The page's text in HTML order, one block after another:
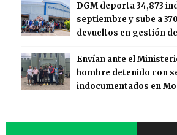
DGM deporta 34,873
septiembre y sube a
devueltos en gestión
Envían ante el
hombre detenido con
indocumentados en